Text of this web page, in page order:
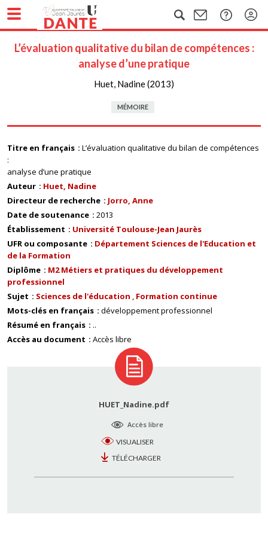
L’évaluation qualitative du bilan de compétences :
analyse d’une pratique
Huet, Nadine (2013)
MÉMOIRE
Titre en français
L’évaluation qualitative du bilan de compétences
:
analyse d’une pratique
Auteur
Huet, Nadine
Directeur de recherche
Jorro, Anne
Date de soutenance
2013
Établissement
Université Toulouse-Jean Jaurès
UFR ou composante
Département Sciences de l'Education et
de la Formation
Diplôme
M2 Métiers et pratiques du développement
professionnel
Sujet
Sciences de l'éducation
Formation continue
Mots-clés en français
développement professionnel
Résumé en français
..
Accès au document
Accès libre
HUET_Nadine.pdf
Accès libre
VISUALISER
TÉLÉCHARGER